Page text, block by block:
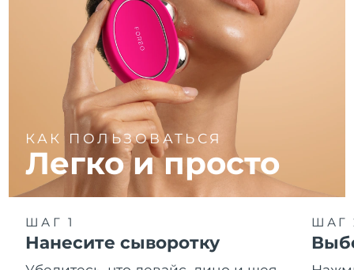
КАК ПОЛЬЗОВАТЬСЯ
Легко и просто
ШАГ 1
Нанесите сыворотку
ШАГ